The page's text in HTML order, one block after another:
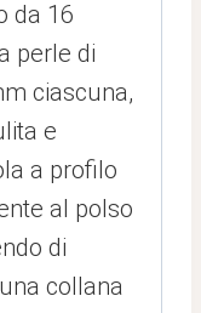
da 16
perle di
ciascuna,
e
a profilo
al polso
di
collana